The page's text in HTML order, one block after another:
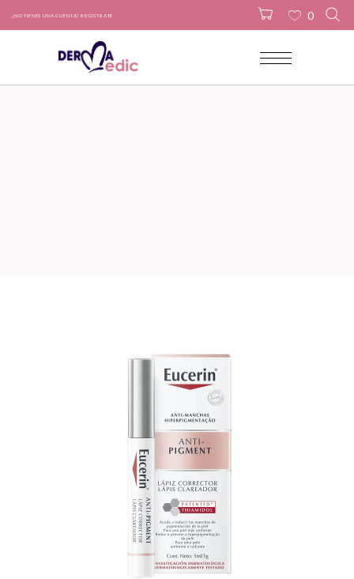
¿NO TIENES UNA CUENTA? REGÍSTRATE
No products in the cart.
0